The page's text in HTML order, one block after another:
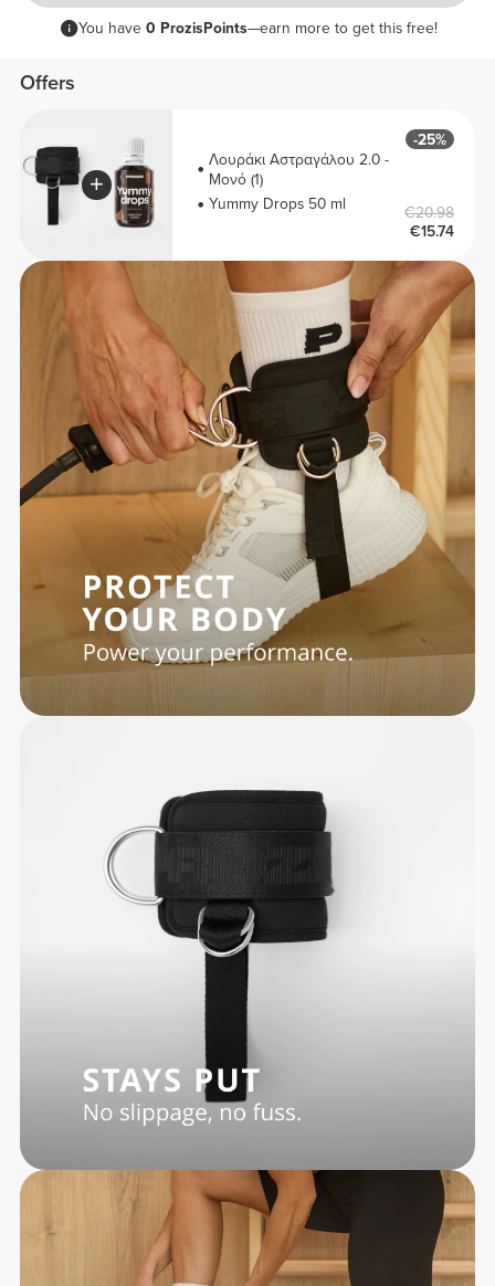
You have 0 ProzisPoints—earn more to get this free!
Offers
Λουράκι Αστραγάλου 2.0 -
Μονό (1)
Yummy Drops 50 ml
-25%
€20.98
€15.74